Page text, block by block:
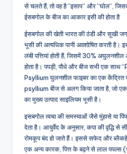
से चलते हैं, तो वह है “इसाप” और “घोल“,
ईसबगोल के बीज का आकार इसी की होता है
ईसबगोल की खेती भारत की ठंडी और सूखी
भूसी की अत्यधिक पानी अवशोषित करती है।
लंबी पत्तियां होती हैं, जिसमें 30%
होता है। पपड़ी, पौधे और बीज सभी एक साथ
Psyllium घुलनशील फाइबर का एक केंद्रित
psyllium बीज से अलग किया जाता है, जो
का मुख्य उत्पाद साइलियम भूसी है।
इसबगोल त्वचा की समस्याओं जैसे मुंहासे या
देता है। आयुर्वेद के अनुसार, कपा की वृद्धि से
रोमकूप बंद हो जाते हैं। इससे सफेद और
एक अन्य कारक, पित्त के बढ़ने से लाल